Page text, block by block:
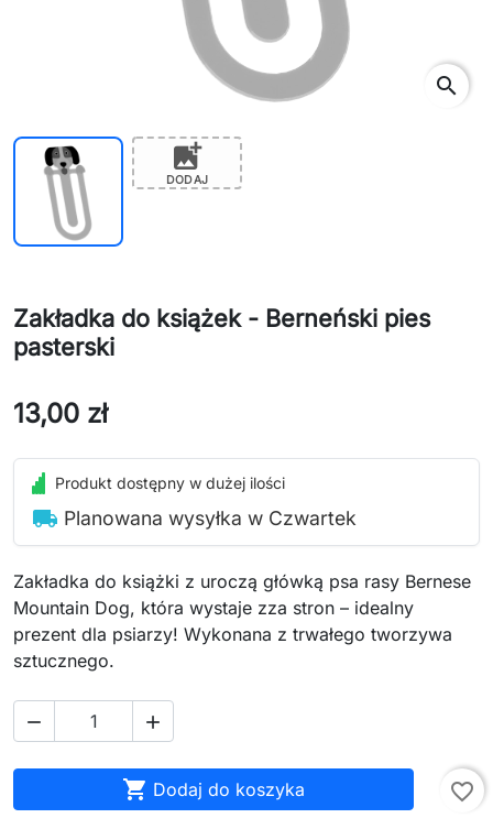
search
add_photo_alternate
DODAJ
Zakładka do książek - Berneński pies
pasterski
13,00 zł
Produkt dostępny w dużej ilości
local_shipping Planowana wysyłka w Czwartek
Zakładka do książki z uroczą główką psa rasy Bernese
Mountain Dog, która wystaje zza stron – idealny
prezent dla psiarzy! Wykonana z trwałego tworzywa
sztucznego.
 
 Dodaj do koszyka favorite_border